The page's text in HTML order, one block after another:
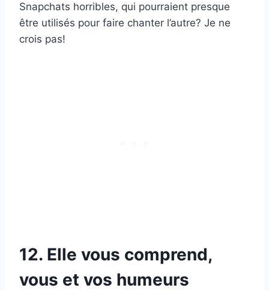
Snapchats horribles, qui pourraient presque
être utilisés pour faire chanter l’autre? Je ne
crois pas!
12. Elle vous comprend,
vous et vos humeurs